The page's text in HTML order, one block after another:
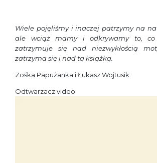
Wiele pojęliśmy i inaczej patrzymy na
ale wciąż mamy i odkrywamy to, co
zatrzymuje się nad niezwykłością
zatrzyma się i nad tą książką.
Zośka Papużanka i Łukasz Wojtusik
Odtwarzacz video